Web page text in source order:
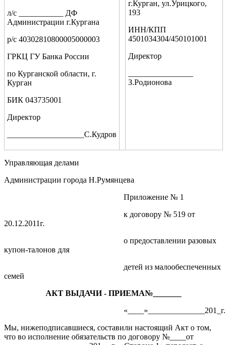
л/с ___________ ДФ
Администрации г.Кургана
р/с 40302810800005000003
ГРКЦ ГУ Банка России
по Курганской области, г.
Курган
БИК 043735001
Директор
___________________С.Кудров
г.Курган, ул.Урицкого,
193
ИНН/КПП
4501034304/450101001
Директор
З.Родионова
Управляющая делами
Администрации города Н.Румянцева
Приложение № 1
к договору № 519 от
20.12.2011г.
о предоставлении разовых
купон-талонов для
детей из малообеспеченных
семей
АКТ ВЫДАЧИ - ПРИЕМА№_______
«____»______________201_г.
Мы, нижеподписавшиеся, составили настоящий Акт о том,
что во исполнение обязательств по договору №____от